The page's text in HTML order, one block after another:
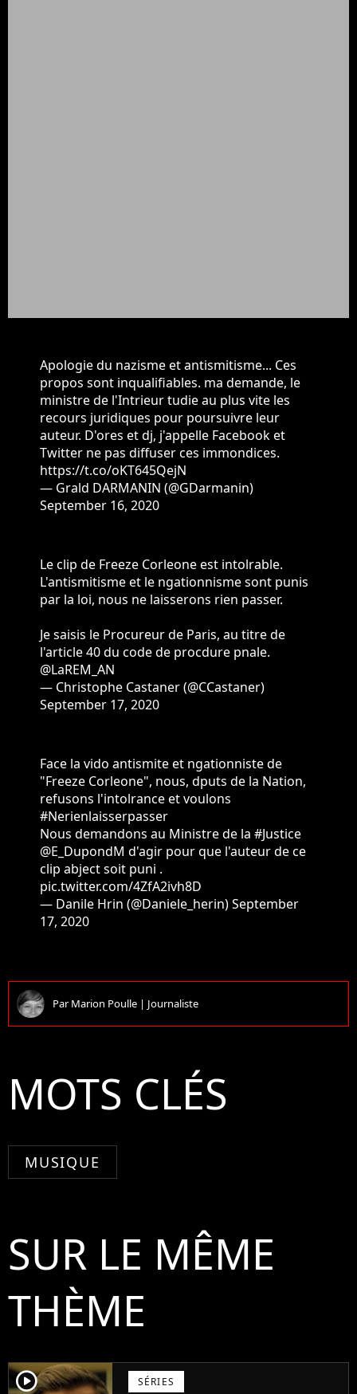
Apologie du nazisme et antismitisme... Ces
propos sont inqualifiables. ma demande, le
ministre de l'Intrieur tudie au plus vite les
recours juridiques pour poursuivre leur
auteur. D'ores et dj, j'appelle Facebook et
Twitter ne pas diffuser ces immondices.
https://t.co/oKT645QejN
— Grald DARMANIN (@GDarmanin)
September 16, 2020
Le clip de Freeze Corleone est intolrable.
L'antismitisme et le ngationnisme sont punis
par la loi, nous ne laisserons rien passer.
Je saisis le Procureur de Paris, au titre de
l'article 40 du code de procdure pnale.
@LaREM_AN
— Christophe Castaner (@CCastaner)
September 17, 2020
Face la vido antismite et ngationniste de
"Freeze Corleone", nous, dputs de la Nation,
refusons l'intolrance et voulons
#Nerienlaisserpasser
Nous demandons au Ministre de la #Justice
@E_DupondM d'agir pour que l'auteur de ce
clip abject soit puni .
pic.twitter.com/4ZfA2ivh8D
— Danile Hrin (@Daniele_herin)September
17, 2020
ParMarion Poulle | Journaliste
MOTS CLÉS
MUSIQUE
SUR LE MÊME
THÈME
player2 SÉRIES